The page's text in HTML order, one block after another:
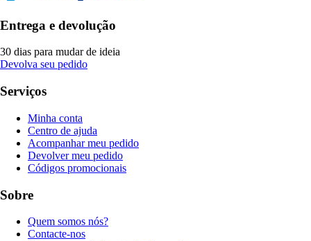
Entrega e devolução
30 dias para mudar de ideia
Devolva seu pedido
Serviços
Minha conta
Centro de ajuda
Acompanhar meu pedido
Devolver meu pedido
Códigos promocionais
Sobre
Quem somos nós?
Contacte-nos